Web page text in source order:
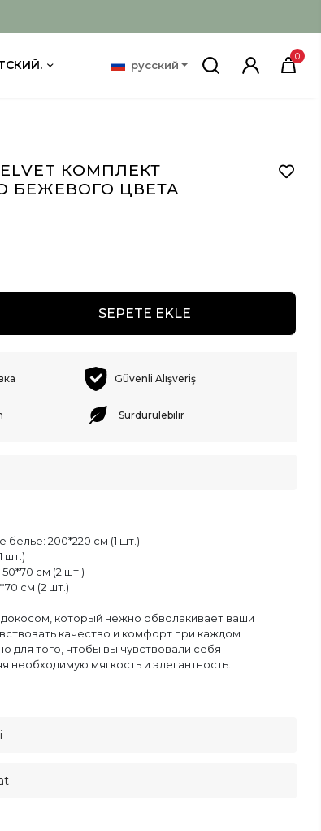
русский
0
КОМПЛЕКТ
БЕЖЕВОГО ЦВЕТА
SEPETE EKLE
Güvenli Alışveriş
Sürdürülebilir
200*220 см (1 шт.)
шт.)
см (2 шт.)
см (2 шт.)
который нежно обволакивает ваши
качество и комфорт при каждом
для того, чтобы вы чувствовали себя
необходимую мягкость и элегантность.